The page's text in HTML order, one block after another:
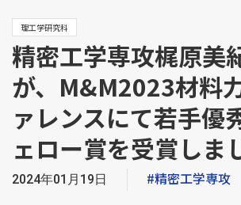
理工学研究科
精密工学専攻梶原美
が、M&M2023材料
ァレンスにて若手優
ェロー賞を受賞しま
2024年01月19日 #精密工学専攻